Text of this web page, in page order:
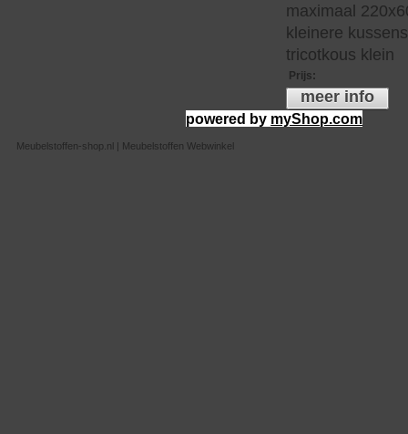
maximaal
kleinere
tricotkous klein
Prijs:
meer info
powered by myShop.com
Meubelstoffen-shop.nl | Meubelstoffen Webwinkel